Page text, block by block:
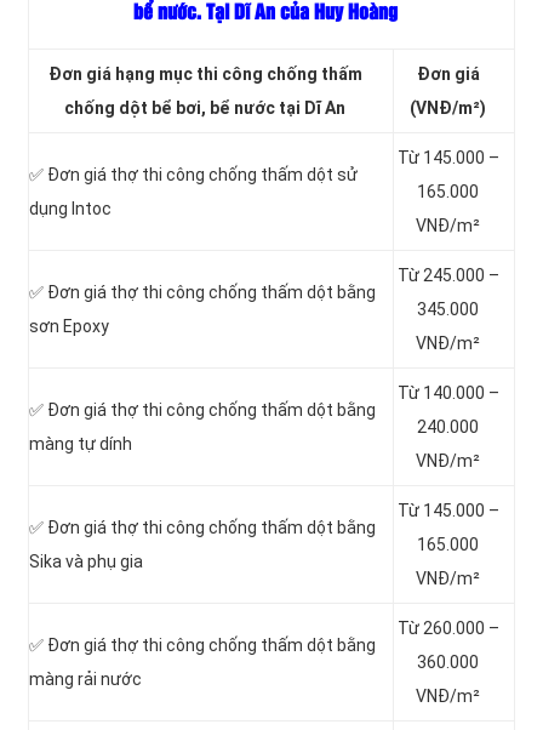
bể nước. Tại Dĩ An của Huy Hoàng
Đơn giá hạng mục thi công chống thấm
chống dột bể bơi, bể nước tại Dĩ An
Đơn giá
(VNĐ/m²)
✅ Đơn giá thợ thi công chống thấm dột sử
dụng Intoc
Từ 145.000 –
165.000
VNĐ/m²
✅ Đơn giá thợ thi công chống thấm dột bằng
sơn Epoxy
Từ 245.000 –
345.000
VNĐ/m²
✅ Đơn giá thợ thi công chống thấm dột bằng
màng tự dính
Từ 140.000 –
240.000
VNĐ/m²
✅ Đơn giá thợ thi công chống thấm dột bằng
Sika và phụ gia
Từ 145.000 –
165.000
VNĐ/m²
✅ Đơn giá thợ thi công chống thấm dột bằng
màng rải nước
Từ 260.000 –
360.000
VNĐ/m²